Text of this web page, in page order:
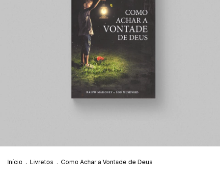
Início . Livretos . Como Achar a Vontade de Deus